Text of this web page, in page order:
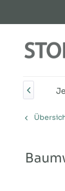
